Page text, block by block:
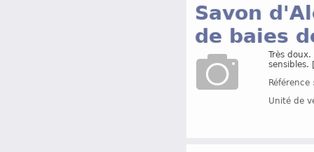
Savon
de baies
Très
sensibles.
Unité de